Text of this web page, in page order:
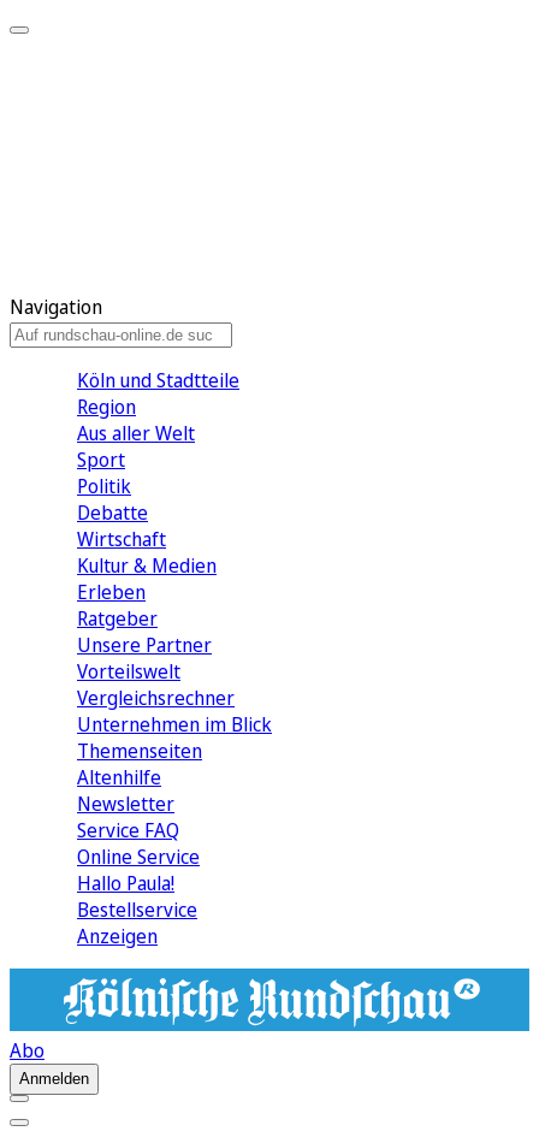
Navigation
Köln und Stadtteile
Region
Aus aller Welt
Sport
Politik
Debatte
Wirtschaft
Kultur & Medien
Erleben
Ratgeber
Unsere Partner
Vorteilswelt
Vergleichsrechner
Unternehmen im Blick
Themenseiten
Altenhilfe
Newsletter
Service FAQ
Online Service
Hallo Paula!
Bestellservice
Anzeigen
Abo
Anmelden